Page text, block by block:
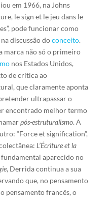
em 1966, na Johns
le sign et le jeu dans le
pode funcionar como
discussão doconceito.
marca não só o primeiro
nos Estados Unidos,
de crítica ao
que claramente aponta
ultrapassar o
encontrado melhor termo
pós-estruturalismo. A
“Force et signification”,
L’Écriture et la
aparecido no
, Derrida continua a sua
que, no pensamento
pensamento francês, o